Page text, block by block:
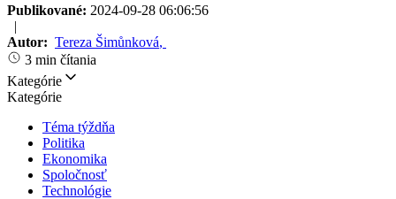
Publikované: 2024-09-28 06:06:56
|
Autor: Tereza Šimůnková,
3 min čítania
Kategórie
Kategórie
Téma týždňa
Politika
Ekonomika
Spoločnosť
Technológie